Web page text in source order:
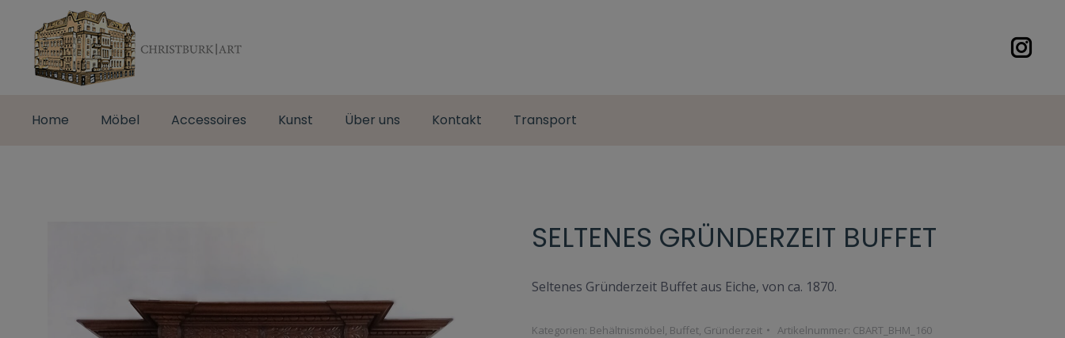
Home Möbel Accessoires Kunst Über uns Kontakt Transport
SELTENES GRÜNDERZEIT BUFFET
Seltenes Gründerzeit Buffet aus Eiche, von ca. 1870.
Kategorien: Behältnismöbel, Buffet, Gründerzeit Artikelnummer: CBART_BHM_160